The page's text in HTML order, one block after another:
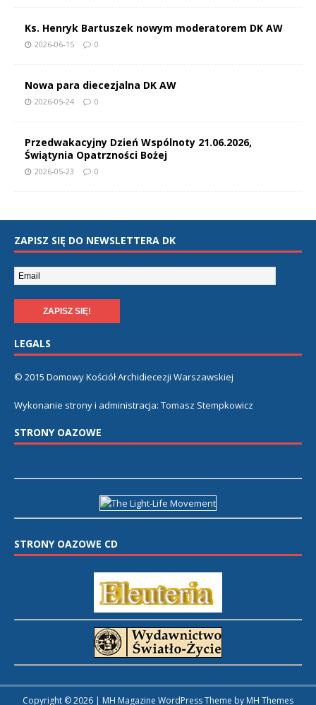
Ks. Henryk Bartuszek nowym moderatorem DK AW
2026-06-15 0
Nowa para diecezjalna DK AW
2026-05-24 0
Przedwakacyjny Dzień Wspólnoty 21.06.2026,
Świątynia Opatrzności Bożej
2026-05-23 0
ZAPISZ SIĘ DO NEWSLETTERA DK
LEGALS
© 2015 Domowy Kościół Archidiecezji Warszawskiej
Wykonanie strony i administracja: Tomasz Stempkowicz
STRONY OAZOWE
STRONY OAZOWE CD
Copyright © 2026 | MH Magazine WordPress Theme by MH Themes